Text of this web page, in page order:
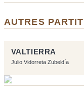
AUTRES
VALTIERRA
Julio Vidorreta Zubeldía